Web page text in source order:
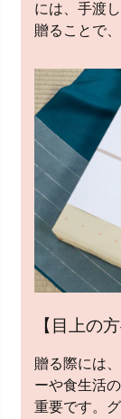
には、手渡
贈ることで
【目上の
贈る際には
ーや食生活
重要です。